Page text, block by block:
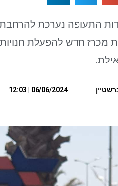
התעופה נערכת להרחבת
מכרז חדש להפעלת חנויות
06/06/2024 | 12:03